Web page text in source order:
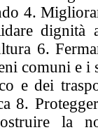
4.
dignità
6.
comuni e i
e dei
8.
la